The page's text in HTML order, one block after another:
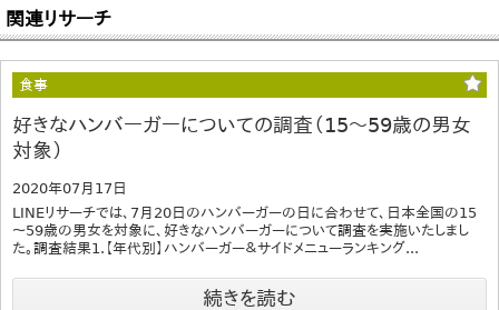
関連リサーチ
食事
好きなハンバーガーについての調査（15～59歳の男女
対象）
2020年07月17日
LINEリサーチでは、7月20日のハンバーガーの日に合わせて、日本全国の15
～59歳の男女を対象に、好きなハンバーガーについて調査を実施いたしまし
た。調査結果1.【年代別】ハンバーガー＆サイドメニューランキング...
続きを読む